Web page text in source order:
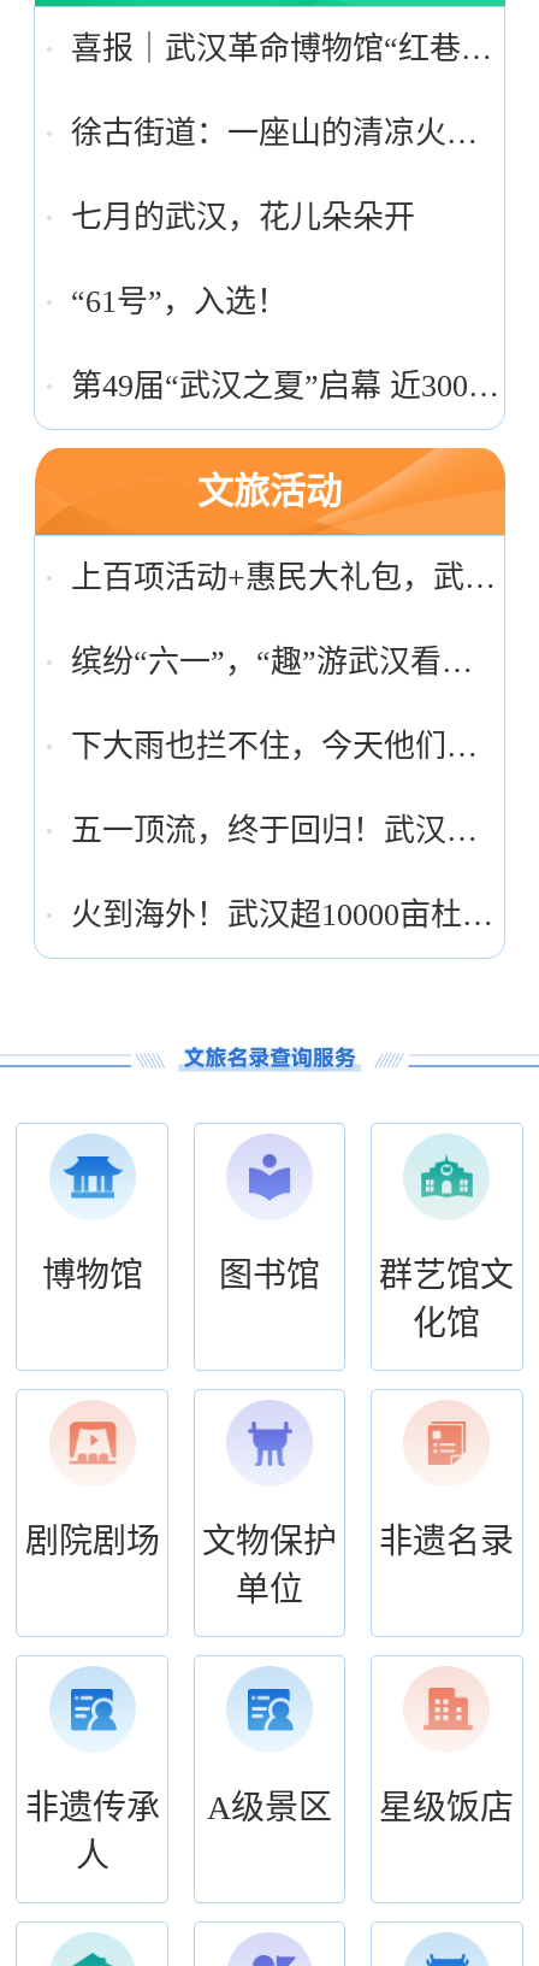
喜报｜武汉革命博物馆“红巷苗苗”红领巾讲解员项目入选全国典型
徐古街道：一座山的清凉火出圈
七月的武汉，花儿朵朵开
“61号”，入选！
第49届“武汉之夏”启幕 近300场文化活动惠民生
文旅活动
上百项活动+惠民大礼包，武汉“周末游”盛宴来了
缤纷“六一”，“趣”游武汉看这里→
下大雨也拦不住，今天他们过节了！
五一顶流，终于回归！武汉人：等了好久
火到海外！武汉超10000亩杜鹃花，正开满3座山头
博物馆 图书馆
群艺馆文
化馆
剧院剧场
文物保护
单位
非遗名录
非遗传承
人
A级景区 星级饭店